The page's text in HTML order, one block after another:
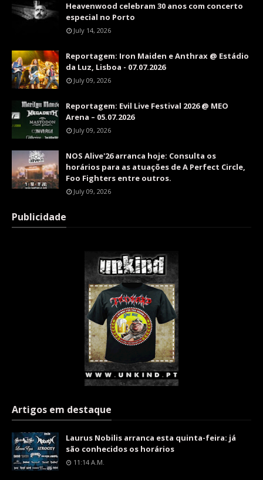
Heavenwood celebram 30 anos com concerto
especial no Porto
July 14, 2026
Reportagem: Iron Maiden e Anthrax @ Estádio
da Luz, Lisboa - 07.07.2026
July 09, 2026
Reportagem: Evil Live Festival 2026 @ MEO
Arena – 05.07.2026
July 09, 2026
NOS Alive'26 arranca hoje: Consulta os
horários para as atuações de A Perfect Circle,
Foo Fighters entre outros.
July 09, 2026
Publicidade
Artigos em destaque
Laurus Nobilis arranca esta quinta-feira: já
são conhecidos os horários
11:14 A.m.